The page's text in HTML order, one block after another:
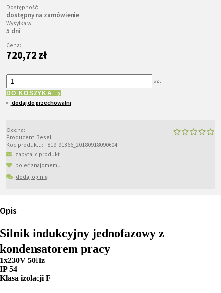
Dostępność:
dostępny na zamówienie
Wysyłka w:
5 dni
Cena:
720,72 zł
szt.
DO KOSZYKA
dodaj do przechowalni
Ocena:
Producent: Besel
Kod produktu: F819-91366_20180918090604
zapytaj o produkt
poleć znajomemu
dodaj opinię
Opis
Silnik indukcyjny jednofazowy z
kondensatorem pracy
1x230V 50Hz
IP 54
Klasa izolacji F